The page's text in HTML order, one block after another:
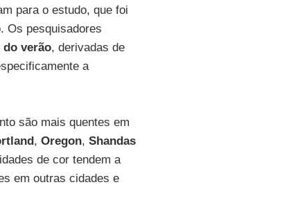
para o estudo, que foi
Os pesquisadores
verão, derivadas de
a
são mais quentes em
, Oregon, Shandas
de cor tendem a
em outras cidades e